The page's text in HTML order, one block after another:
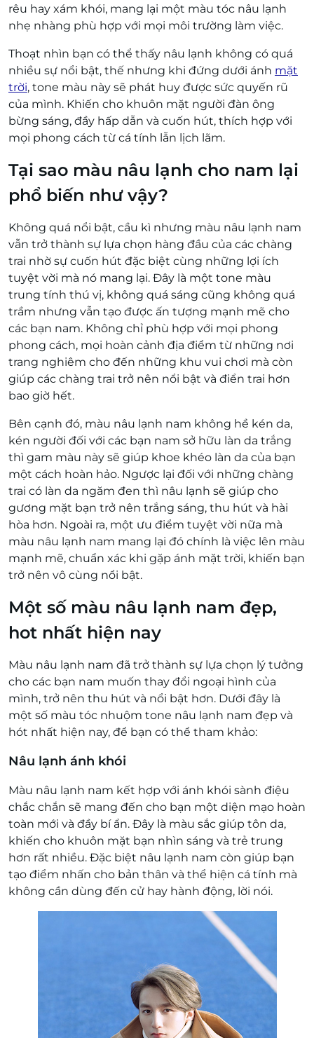
rêu hay xám khói, mang lại một màu tóc nâu lạnh
nhẹ nhàng phù hợp với mọi môi trường làm việc.
Thoạt nhìn bạn có thể thấy nâu lạnh không có quá
nhiều sự nổi bật, thế nhưng khi đứng dưới ánh mặt
trời, tone màu này sẽ phát huy được sức quyến rũ
của mình. Khiến cho khuôn mặt người đàn ông
bừng sáng, đầy hấp dẫn và cuốn hút, thích hợp với
mọi phong cách từ cá tính lẫn lịch lãm.
Tại sao màu nâu lạnh cho nam lại
phổ biến như vậy?
Không quá nổi bật, cầu kì nhưng màu nâu lạnh nam
vẫn trở thành sự lựa chọn hàng đầu của các chàng
trai nhờ sự cuốn hút đặc biệt cùng những lợi ích
tuyệt vời mà nó mang lại. Đây là một tone màu
trung tính thú vị, không quá sáng cũng không quá
trầm nhưng vẫn tạo được ấn tượng mạnh mẽ cho
các bạn nam. Không chỉ phù hợp với mọi phong
phong cách, mọi hoàn cảnh địa điểm từ những nơi
trang nghiêm cho đến những khu vui chơi mà còn
giúp các chàng trai trở nên nổi bật và điển trai hơn
bao giờ hết.
Bên cạnh đó, màu nâu lạnh nam không hề kén da,
kén người đối với các bạn nam sở hữu làn da trắng
thì gam màu này sẽ giúp khoe khéo làn da của bạn
một cách hoàn hảo. Ngược lại đối với những chàng
trai có làn da ngăm đen thì nâu lạnh sẽ giúp cho
gương mặt bạn trở nên trắng sáng, thu hút và hài
hòa hơn. Ngoài ra, một ưu điểm tuyệt vời nữa mà
màu nâu lạnh nam mang lại đó chính là việc lên màu
mạnh mẽ, chuẩn xác khi gặp ánh mặt trời, khiến bạn
trở nên vô cùng nổi bật.
Một số màu nâu lạnh nam đẹp,
hot nhất hiện nay
Màu nâu lạnh nam đã trở thành sự lựa chọn lý tưởng
cho các bạn nam muốn thay đổi ngoại hình của
mình, trở nên thu hút và nổi bật hơn. Dưới đây là
một số màu tóc nhuộm tone nâu lạnh nam đẹp và
hót nhất hiện nay, để bạn có thể tham khảo:
Nâu lạnh ánh khói
Màu nâu lạnh nam kết hợp với ánh khói sành điệu
chắc chắn sẽ mang đến cho bạn một diện mạo hoàn
toàn mới và đầy bí ẩn. Đây là màu sắc giúp tôn da,
khiến cho khuôn mặt bạn nhìn sáng và trẻ trung
hơn rất nhiều. Đặc biệt nâu lạnh nam còn giúp bạn
tạo điểm nhấn cho bản thân và thể hiện cá tính mà
không cần dùng đến cử hay hành động, lời nói.